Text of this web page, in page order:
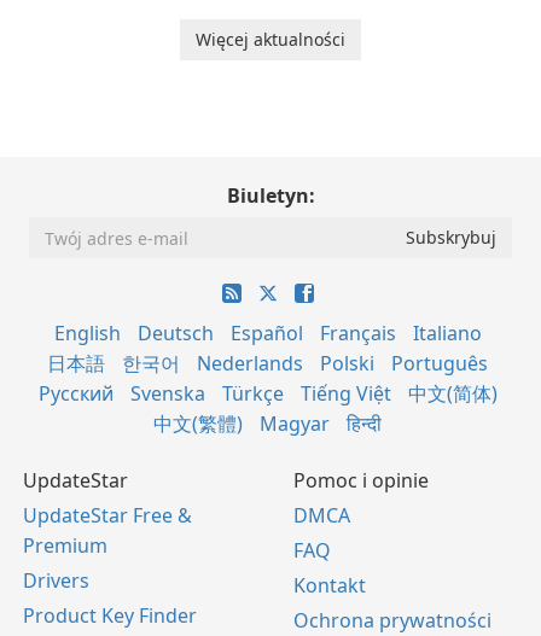
Więcej aktualności
Biuletyn:
English Deutsch Español Français
Italiano
日本語
한국어 Nederlands Polski
Português
Русский
Svenska Türkçe Tiếng Việt
中文(简体)
中文(繁體)
Magyar हिन्दी
UpdateStar
UpdateStar Free &
Premium
Drivers
Product Key Finder
Pomoc i opinie
DMCA
FAQ
Kontakt
Ochrona prywatności